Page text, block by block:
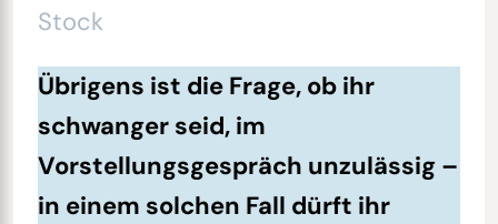
Stock
Übrigens ist die Frage, ob ihr
schwanger seid, im
Vorstellungsgespräch unzulässig –
in einem solchen Fall dürft ihr